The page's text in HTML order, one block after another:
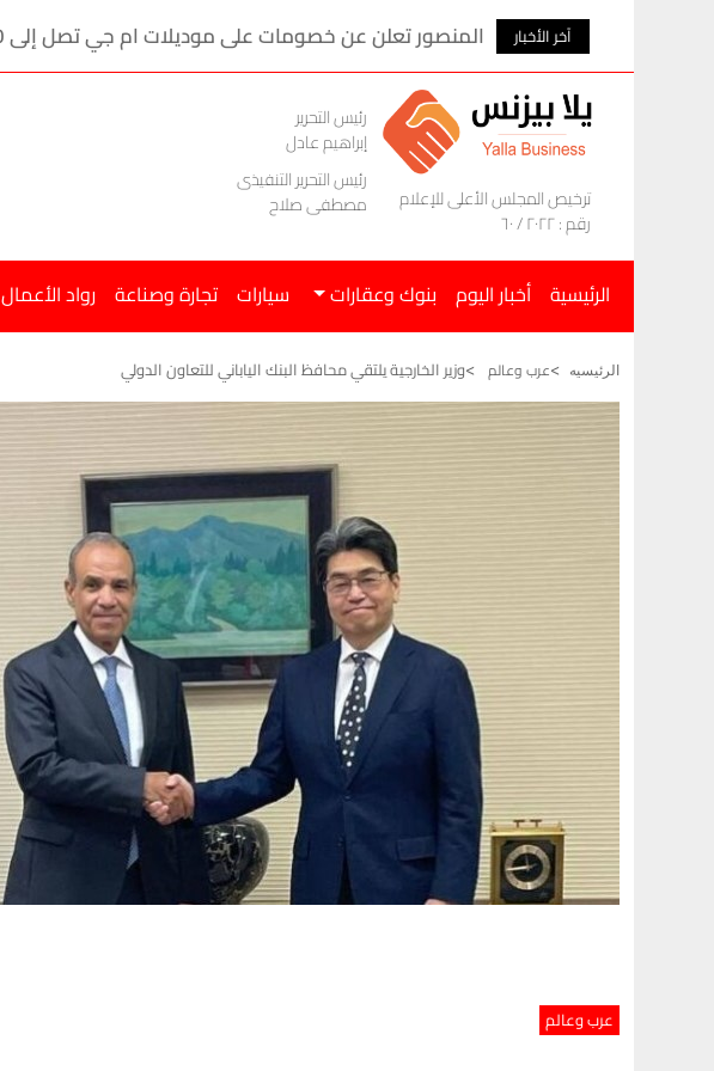
آخر الأخبار المنصور تعلن عن خصومات على موديلات ام جي تصل إلى 100 ألف جنيه
ترخيص المجلس الأعلى للإعلام
رقم : ٢٠٢٢ / ٦٠
رئيس التحرير
إبراهيم عادل
رئيس التحرير التنفيذى
مصطفى صلاح
الرئيسية أخبار اليوم بنوك وعقارات سيارات تجارة وصناعة رواد الأعمال
الرئيسيه عرب وعالم وزير الخارجية يلتقي محافظ البنك الياباني للتعاون الدولي
عرب وعالم